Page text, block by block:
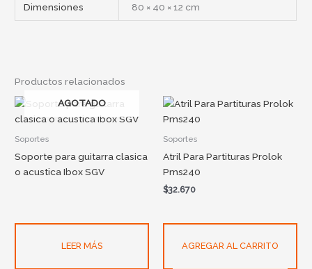
Dimensiones 80 × 40 × 12 cm
Productos relacionados
AGOTADO
Soportes
Soporte para guitarra clasica
o acustica Ibox SGV
LEER MÁS
Soportes
Atril Para Partituras Prolok
Pms240
$32.670
AGREGAR AL CARRITO